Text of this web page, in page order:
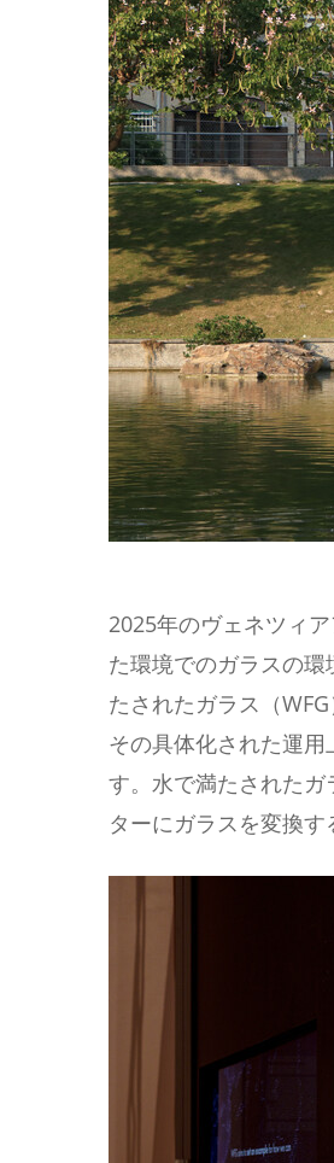
Hit enter to search or
2025年のヴェネツィ
た環境でのガラスの
たされたガラス（
その具体化された運
す。水で満たされた
ターにガラスを変換す